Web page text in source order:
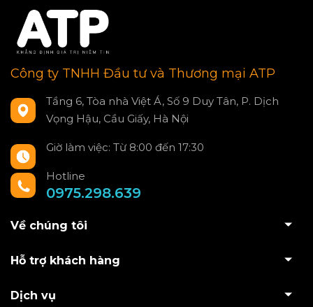
Công ty TNHH Đầu tư và Thương mại ATP
Tầng 6, Tòa nhà Việt Á, Số 9 Duy Tân, P. Dịch
Vọng Hậu, Cầu Giấy, Hà Nội
Giờ làm việc: Từ 8:00 đến 17:30
Hotline
0975.298.639
Về chúng tôi
Hỗ trợ khách hàng
Dịch vụ